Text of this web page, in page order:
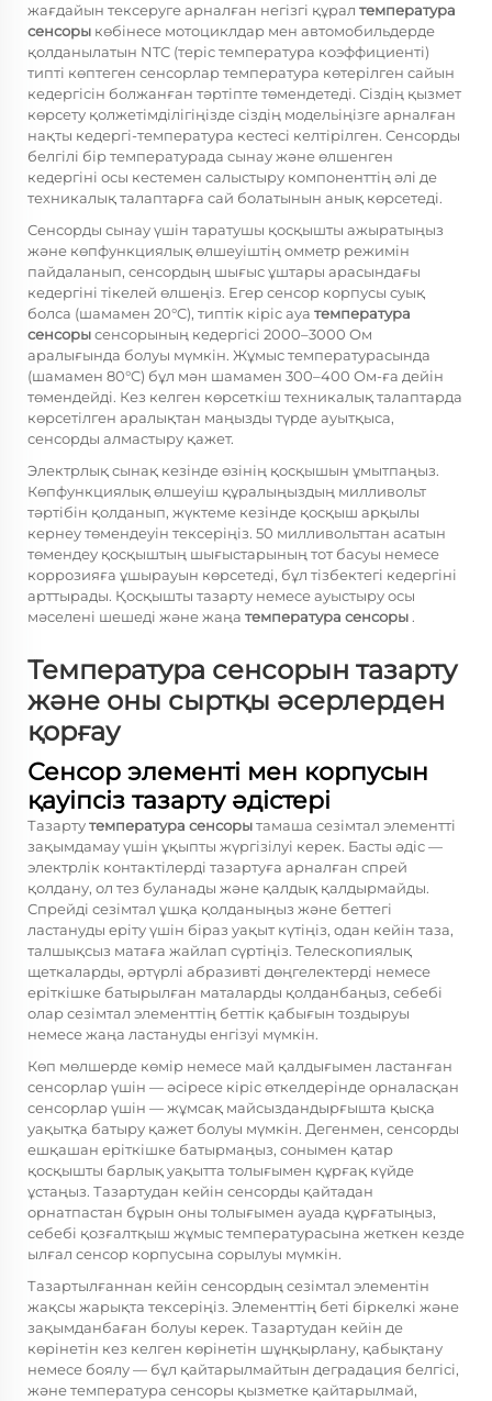
жағдайын тексеруге арналған негізгі құрал температура
сенсоры көбінесе мотоциклдар мен автомобильдерде
қолданылатын NTC (теріс температура коэффициенті)
типті көптеген сенсорлар температура көтерілген сайын
кедергісін болжанған тәртіпте төмендетеді. Сіздің қызмет
көрсету қолжетімділігіңізде сіздің модельіңізге арналған
нақты кедергі-температура кестесі келтірілген. Сенсорды
белгілі бір температурада сынау және өлшенген
кедергіні осы кестемен салыстыру компоненттің әлі де
техникалық талаптарға сай болатынын анық көрсетеді.
Сенсорды сынау үшін таратушы қосқышты ажыратыңыз
және көпфункциялық өлшеуіштің омметр режимін
пайдаланып, сенсордың шығыс ұштары арасындағы
кедергіні тікелей өлшеңіз. Егер сенсор корпусы суық
болса (шамамен 20°C), типтік кіріс ауа температура
сенсорысенсорының кедергісі 2000–3000 Ом
аралығында болуы мүмкін. Жұмыс температурасында
(шамамен 80°C) бұл мән шамамен 300–400 Ом-ға дейін
төмендейді. Кез келген көрсеткіш техникалық талаптарда
көрсетілген аралықтан маңызды түрде ауытқыса,
сенсорды алмастыру қажет.
Электрлық сынақ кезінде өзінің қосқышын ұмытпаңыз.
Көпфункциялық өлшеуіш құралыңыздың милливольт
тәртібін қолданып, жүктеме кезінде қосқыш арқылы
кернеу төмендеуін тексеріңіз. 50 милливольттан асатын
төмендеу қосқыштың шығыстарының тот басуы немесе
коррозияға ұшырауын көрсетеді, бұл тізбектегі кедергіні
арттырады. Қосқышты тазарту немесе ауыстыру осы
мәселені шешеді және жаңа температура сенсоры .
Температура сенсорын тазарту
және оны сыртқы әсерлерден
қорғау
Сенсор элементі мен корпусын
қауіпсіз тазарту әдістері
Тазартутемпература сенсорытамаша сезімтал элементті
зақымдамау үшін ұқыпты жүргізілуі керек. Басты әдіс —
электрлік контактілерді тазартуға арналған спрей
қолдану, ол тез буланады және қалдық қалдырмайды.
Спрейді сезімтал ұшқа қолданыңыз және беттегі
ластануды еріту үшін біраз уақыт күтіңіз, одан кейін таза,
талшықсыз матаға жайлап сүртіңіз. Телескопиялық
щеткаларды, әртүрлі абразивті дөңгелектерді немесе
еріткішке батырылған маталарды қолданбаңыз, себебі
олар сезімтал элементтің беттік қабығын тоздыруы
немесе жаңа ластануды енгізуі мүмкін.
Көп мөлшерде көмір немесе май қалдығымен ластанған
сенсорлар үшін — әсіресе кіріс өткелдерінде орналасқан
сенсорлар үшін — жұмсақ майсыздандырғышта қысқа
уақытқа батыру қажет болуы мүмкін. Дегенмен, сенсорды
ешқашан еріткішке батырмаңыз, сонымен қатар
қосқышты барлық уақытта толығымен құрғақ күйде
ұстаңыз. Тазартудан кейін сенсорды қайтадан
орнатпастан бұрын оны толығымен ауада құрғатыңыз,
себебі қозғалтқыш жұмыс температурасына жеткен кезде
ылғал сенсор корпусына сорылуы мүмкін.
Тазартылғаннан кейін сенсордың сезімтал элементін
жақсы жарықта тексеріңіз. Элементтің беті біркелкі және
зақымданбаған болуы керек. Тазартудан кейін де
көрінетін кез келген көрінетін шұңқырлану, қабықтану
немесе боялу — бұл қайтарылмайтын деградация белгісі,
жәнетемпература сенсоры қызметке қайтарылмай,